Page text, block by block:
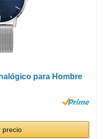
para Hombre
precio